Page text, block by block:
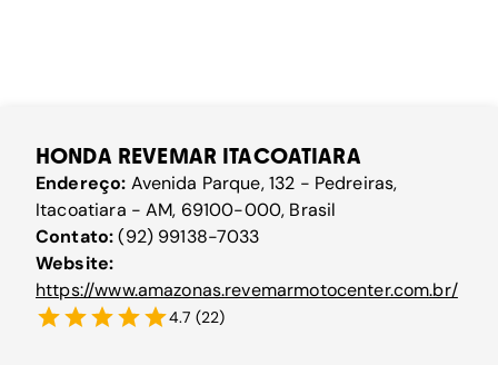
HONDA REVEMAR ITACOATIARA
Endereço: Avenida Parque, 132 - Pedreiras,
Itacoatiara - AM, 69100-000, Brasil
Contato:(92) 99138-7033
Website:
https://www.amazonas.revemarmotocenter.com.br/
4.7 (22)